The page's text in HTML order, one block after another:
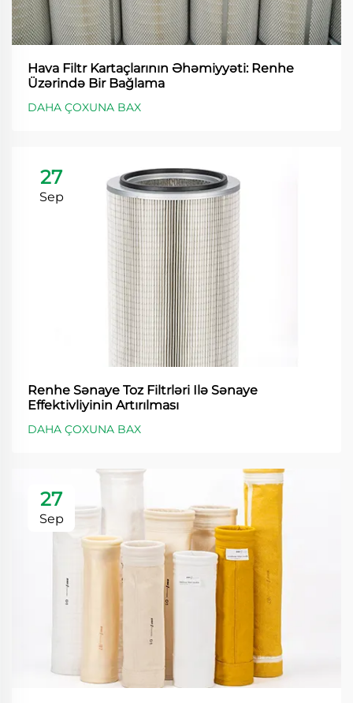
Hava Filtr Kartaçlarının Əhəmiyyəti: Renhe
Üzərində Bir Bağlama
DAHA ÇOXUNA BAX
27
Sep
Renhe Sənaye Toz Filtrləri Ilə Sənaye
Effektivliyinin Artırılması
DAHA ÇOXUNA BAX
27
Sep